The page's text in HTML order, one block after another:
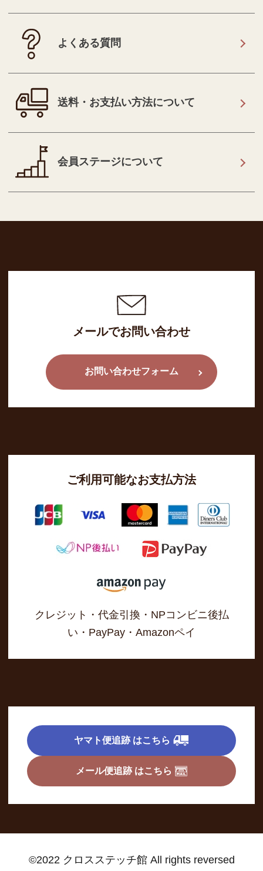
よくある質問
送料・お支払い方法について
会員ステージについて
メールでお問い合わせ
お問い合わせフォーム
ご利用可能なお支払方法
クレジット・代金引換・NPコンビニ後払
い・PayPay・Amazonペイ
ヤマト便追跡 はこちら
メール便追跡 はこちら
©2022 クロスステッチ館 All rights reversed